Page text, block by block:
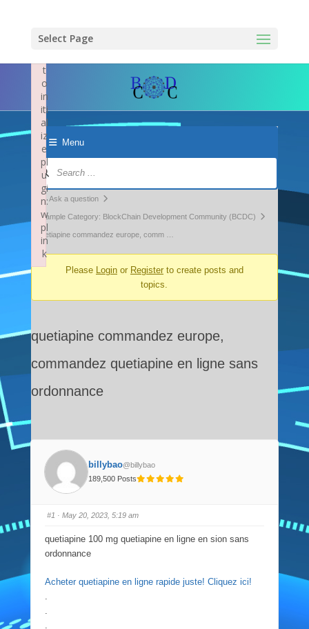
Select Page
Menu
Forum
Navigation
Forum
breadcrumbs
You
are
Ask a question
Example Category: BlockChain Development Community (BCDC)
quetiapine commandez europe, comm …
Please Loginor Registerto create posts and
topics.
quetiapine commandez europe,
commandez quetiapine en ligne sans
ordonnance
billybao@billybao
189,500 Posts
#1 · May 20, 2023, 5:19 am
quetiapine 100 mg quetiapine en ligne en sion sans
ordonnance
Acheter quetiapine en ligne rapide juste! Cliquez ici!
le
t
o
in
iti
al
iz
e
pl
u
gi
n:
w
pl
in
k
Failed to initialize plugin: wplink